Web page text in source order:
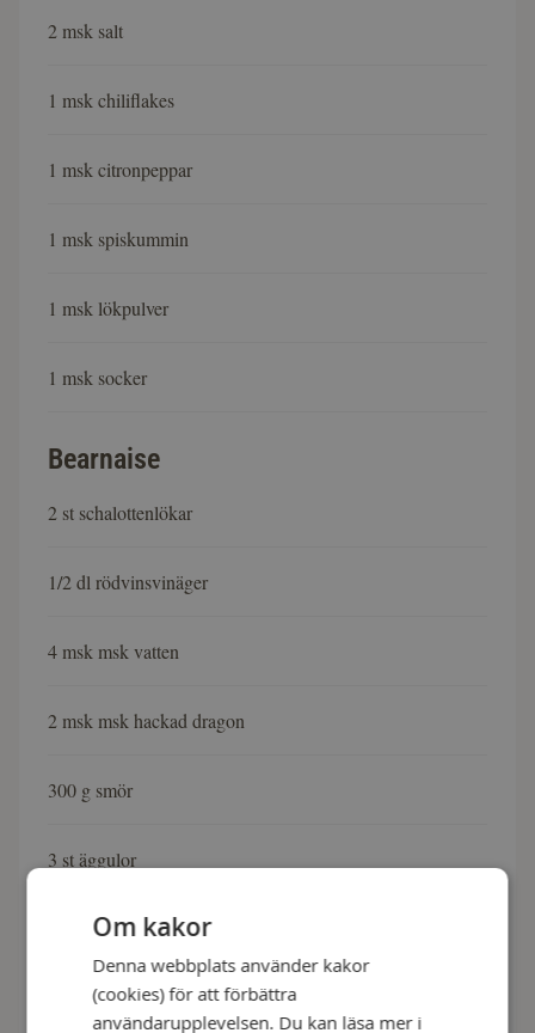
2 msk salt
1 msk chiliflakes
1 msk citronpeppar
1 msk spiskummin
1 msk lökpulver
1 msk socker
Bearnaise
2 st schalottenlökar
1/2 dl rödvinsvinäger
4 msk msk vatten
2 msk msk hackad dragon
300 g smör
3 st äggulor
1 krm cayennepeppar
Om kakor
Denna webbplats använder kakor
(cookies) för att förbättra
användarupplevelsen. Du kan läsa mer i